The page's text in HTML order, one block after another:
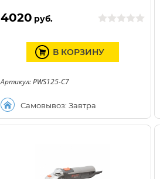
4020 руб.
Самовывоз: Завтра
В КОРЗИНУ
Артикул: PWS125-C7